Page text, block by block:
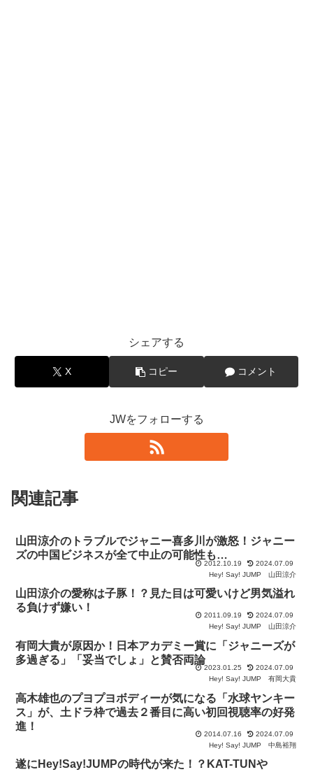
シェアする
X コピー コメント
JWをフォローする
関連記事
山田涼介のトラブルでジャニー喜多川が激怒！ジャニー
ズの中国ビジネスが全て中止の可能性も…
2012.10.19
2024.07.09
Hey! Say! JUMP
山田涼介
山田涼介の愛称は子豚！？見た目は可愛いけど男気溢れ
る負けず嫌い！
2011.09.19
2024.07.09
Hey! Say! JUMP
山田涼介
有岡大貴が原因か！日本アカデミー賞に「ジャニーズが
多過ぎる」「妥当でしょ」と賛否両論
2023.01.25
2024.07.09
Hey! Say! JUMP
有岡大貴
高木雄也のプヨプヨボディーが気になる「水球ヤンキー
ス」が、土ドラ枠で過去２番目に高い初回視聴率の好発
進！
2014.07.16
2024.07.09
Hey! Say! JUMP
中島裕翔
遂にHey!Say!JUMPの時代が来た！？KAT-TUNや